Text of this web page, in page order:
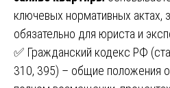
ключевых нормативных актах,
обязательно для юриста и
✅ Гражданский кодекс РФ
310, 395) – общие положения